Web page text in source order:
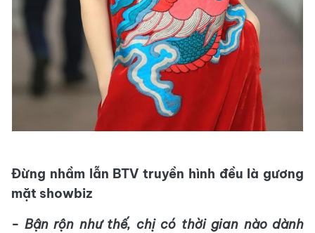
Đừng nhầm lẫn BTV truyền hình đều là gương
mặt showbiz
- Bận rộn như thế, chị có thời gian nào dành